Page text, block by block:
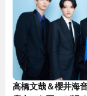
高橋文哉＆櫻井海